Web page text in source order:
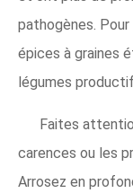
pathogènes.
épices à graines
légumes
Faites
carences ou les
Arrosez en